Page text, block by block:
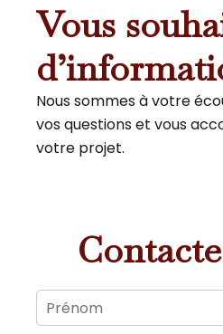
Vous
Nous sommes à votre
vos questions et vous
votre projet.